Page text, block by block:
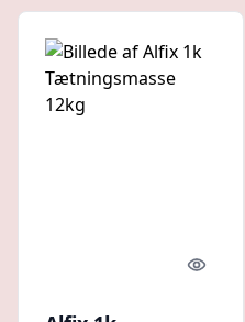
Quick